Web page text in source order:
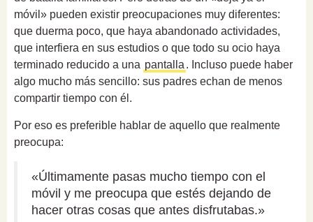
móvil» pueden existir preocupaciones muy diferentes:
que duerma poco, que haya abandonado actividades,
que interfiera en sus estudios o que todo su ocio haya
terminado reducido a una pantalla . Incluso puede haber
algo mucho más sencillo: sus padres echan de menos
compartir tiempo con él.
Por eso es preferible hablar de aquello que realmente
preocupa:
«Últimamente pasas mucho tiempo con el
móvil y me preocupa que estés dejando de
hacer otras cosas que antes disfrutabas.»